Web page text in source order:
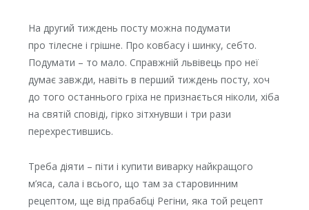
На другий тиждень посту можна подумати
про тілесне і грішне. Про ковбасу і шинку, себто.
Подумати – то мало. Справжній львівець про неї
думає завжди, навіть в перший тиждень посту, хоч
до того останнього гріха не признається ніколи, хіба
на святій сповіді, гірко зітхнувши і три рази
перехрестившись.
Треба діяти – піти і купити виварку найкращого
м’яса, сала і всього, що там за старовинним
рецептом, ще від прабабці Регіни, яка той рецепт